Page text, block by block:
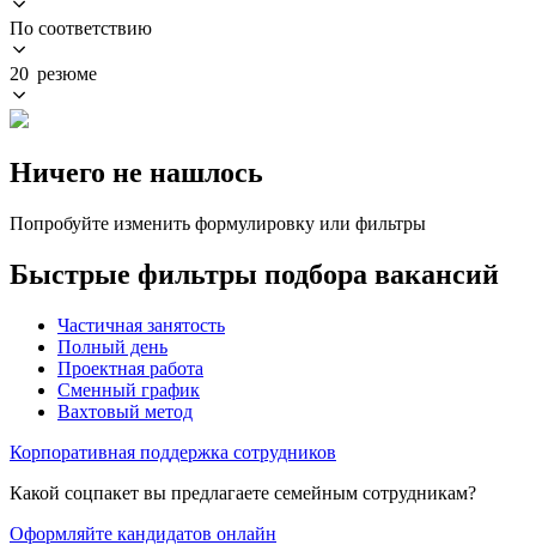
По соответствию
20 резюме
Ничего не нашлось
Попробуйте изменить формулировку или фильтры
Быстрые фильтры подбора вакансий
Частичная занятость
Полный день
Проектная работа
Сменный график
Вахтовый метод
Корпоративная поддержка сотрудников
Какой соцпакет вы предлагаете семейным сотрудникам?
Оформляйте кандидатов онлайн